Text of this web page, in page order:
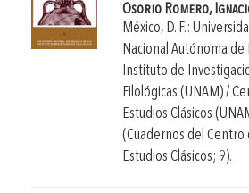
Osorio Romero,
México, D. F.:
Nacional Autónoma de
Instituto de
Filológicas (UNAM) /
Estudios Clásicos
(Cuadernos del Centro
Estudios Clásicos; 9).